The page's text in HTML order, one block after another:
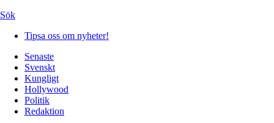
Sök
Tipsa oss om nyheter!
Senaste
Svenskt
Kungligt
Hollywood
Politik
Redaktion